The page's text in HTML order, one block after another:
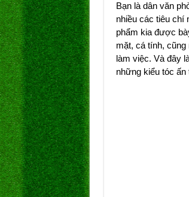
Bạn là dân văn
nhiều các tiêu chí
phẩm kia được
mặt, cá tính, cũng
làm việc. Và đây
những kiểu tóc